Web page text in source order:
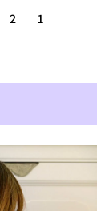
1
2